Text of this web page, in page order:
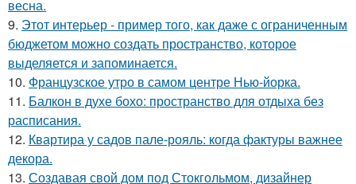
весна.
9. Этот интерьер - пример того, как даже с ограниченным
бюджетом можно создать пространство, которое
выделяется и запоминается.
10. Французское утро в самом центре Нью-йорка.
11. Балкон в духе бохо: пространство для отдыха без
расписания.
12. Квартира у садов пале-рояль: когда фактуры важнее
декора.
13. Создавая свой дом под Стокгольмом, дизайнер